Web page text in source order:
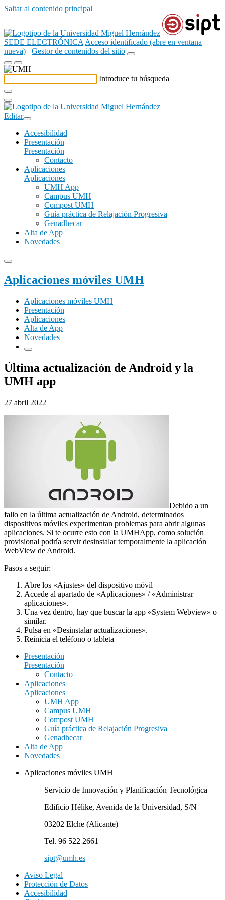
Saltar al contenido principal
SEDE ELECTRÓNICA Acceso identificado (abre en ventana
nueva)
Gestor de contenidos del sitio
Introduce tu búsqueda
Editar
Accesibilidad
Presentación
Presentación
Contacto
Aplicaciones
Aplicaciones
UMH App
Campus UMH
Compost UMH
Guía práctica de Relajación Progresiva
Genadhecar
Alta de App
Novedades
Aplicaciones móviles UMH
Aplicaciones móviles UMH
Presentación
Aplicaciones
Alta de App
Novedades
Última actualización de Android y la
UMH app
27 abril 2022
Debido a un
fallo en la última actualización de Android, determinados
dispositivos móviles experimentan problemas para abrir algunas
aplicaciones. Si te ocurre esto con la UMHApp, como solución
provisional podría servir desinstalar temporalmente la aplicación
WebView de Android.
Pasos a seguir:
Abre los «Ajustes» del dispositivo móvil
Accede al apartado de «Aplicaciones» / «Administrar
aplicaciones».
Una vez dentro, hay que buscar la app «System Webview» o
similar.
Pulsa en «Desinstalar actualizaciones».
Reinicia el teléfono o tableta
Presentación
Presentación
Contacto
Aplicaciones
Aplicaciones
UMH App
Campus UMH
Compost UMH
Guía práctica de Relajación Progresiva
Genadhecar
Alta de App
Novedades
Aplicaciones móviles UMH
Servicio de Innovación y Planificación Tecnológica
Edificio Hélike, Avenida de la Universidad, S/N
03202 Elche (Alicante)
Tel. 96 522 2661
sipt@umh.es
Aviso Legal
Protección de Datos
Accesibilidad